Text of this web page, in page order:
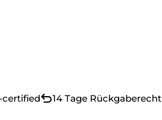
certified 14 Tage Rückgaberecht